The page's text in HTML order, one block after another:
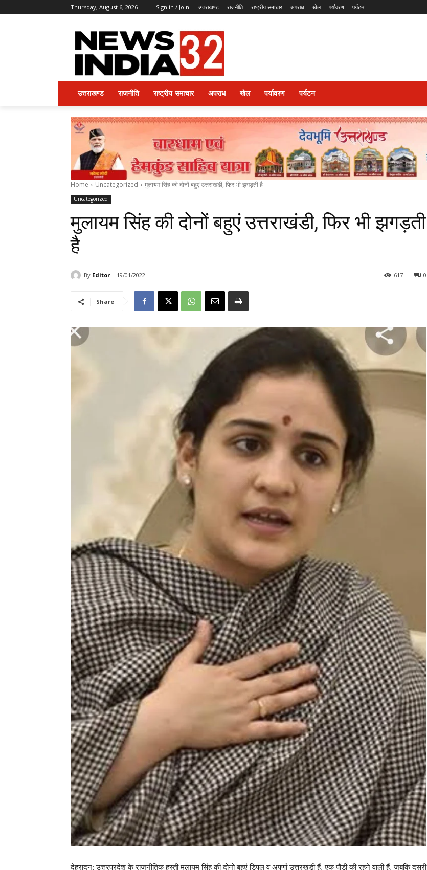
Thursday, August 6, 2026 Sign in / Join उत्तराखण्ड राजनीति राष्ट्रीय समाचार अपराध खेल पर्यावरण पर्यटन
उत्तराखण्ड राजनीति राष्ट्रीय समाचार अपराध खेल पर्यावरण पर्यटन
Home Uncategorized मुलायम सिंह की दोनों बहुएं उत्तराखंडी, फिर भी झगड़ती है
Uncategorized
मुलायम सिंह की दोनों बहुएं उत्तराखंडी, फिर भी झगड़ती
है
By Editor 19/01/2022 0
617
Share
देहरादून: उत्तरप्रदेश के राजनीतिक हस्ती मुलायम सिंह की दोनो बहुएं डिंपल व अपर्णा उत्तरखंडी हैं, एक पौड़ी की रहने वाली हैं, जबकि दूसरी